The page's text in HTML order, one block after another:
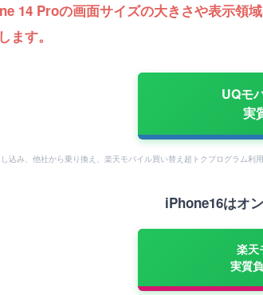
14 Proの画面サイズの大きさや表示領
ます。
UQモ
実
込み、他社から乗り換え、楽天モバイル買い替え超トクプログラム利
iPhone16はオ
楽天
実質